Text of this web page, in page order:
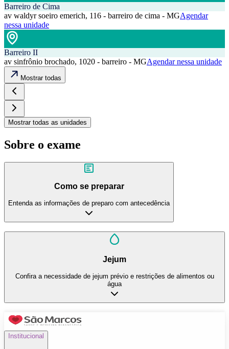
Barreiro de Cima
av waldyr soeiro emerich, 116 - barreiro de cima - MGAgendar
nessa unidade
Barreiro II
av sinfrônio brochado, 1020 - barreiro - MGAgendar nessa unidade
Mostrar todas
Mostrar todas as unidades
Sobre o exame
Como se preparar
Entenda as informações de preparo com antecedência
Jejum
Confira a necessidade de jejum prévio e restrições de alimentos ou
água
Institucional